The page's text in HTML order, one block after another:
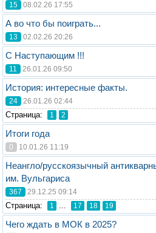
15 08.02.26 17:55
А во что бы поиграть...
13 02.02.26 20:26
С Наступающим !!!
11 26.01.26 09:50
История: интересные факты.
24 26.01.26 02:44
Стрaница: 1 2
Итоги года
0 10.01.26 11:19
Неангло/русскоязычный
им. Вульгариса
367 29.12.25 09:14
Стрaница: 1 17 18 19
Чего ждать в МОК в 2025?